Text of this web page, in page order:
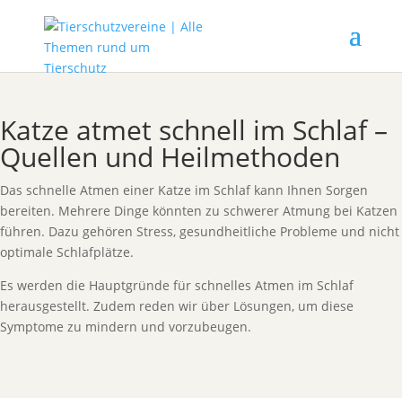
Katze atmet schnell im Schlaf –
Quellen und Heilmethoden
Das schnelle Atmen einer Katze im Schlaf kann Ihnen Sorgen
bereiten. Mehrere Dinge könnten zu schwerer Atmung bei Katzen
führen. Dazu gehören Stress, gesundheitliche Probleme und nicht
optimale Schlafplätze.
Es werden die Hauptgründe für schnelles Atmen im Schlaf
herausgestellt. Zudem reden wir über Lösungen, um diese
Symptome zu mindern und vorzubeugen.